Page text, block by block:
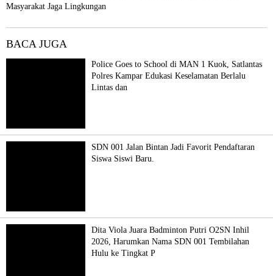
Masyarakat Jaga Lingkungan
BACA JUGA
Police Goes to School di MAN 1 Kuok, Satlantas
Polres Kampar Edukasi Keselamatan Berlalu
Lintas dan
SDN 001 Jalan Bintan Jadi Favorit Pendaftaran
Siswa Siswi Baru.
Dita Viola Juara Badminton Putri O2SN Inhil
2026, Harumkan Nama SDN 001 Tembilahan
Hulu ke Tingkat P